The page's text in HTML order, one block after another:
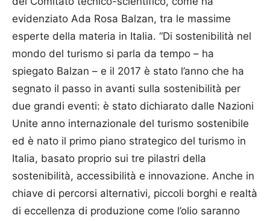
evidenziato Ada Rosa Balzan, tra le massime
esperte della materia in Italia. “Di sostenibilità nel
mondo del turismo si parla da tempo – ha
spiegato Balzan – e il 2017 è stato l’anno che ha
segnato il passo in avanti sulla sostenibilità per
due grandi eventi: è stato dichiarato dalle Nazioni
Unite anno internazionale del turismo sostenibile
ed è nato il primo piano strategico del turismo in
Italia, basato proprio sui tre pilastri della
sostenibilità, accessibilità e innovazione. Anche in
chiave di percorsi alternativi, piccoli borghi e realtà
di eccellenza di produzione come l’olio saranno